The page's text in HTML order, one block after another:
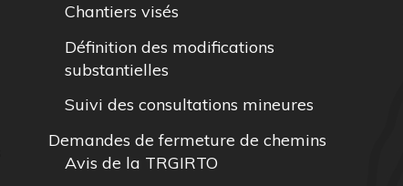
Chantiers visés
Définition des modifications
substantielles
Suivi des consultations mineures
Demandes de fermeture de chemins
Avis de la TRGIRTO